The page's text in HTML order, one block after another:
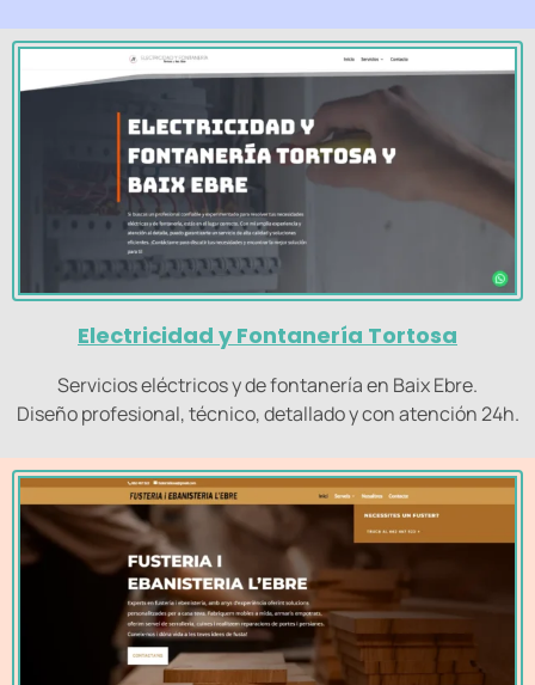
Electricidad y Fontanería Tortosa
Servicios eléctricos y de fontanería en Baix Ebre.
Diseño profesional, técnico, detallado y con atención 24h.